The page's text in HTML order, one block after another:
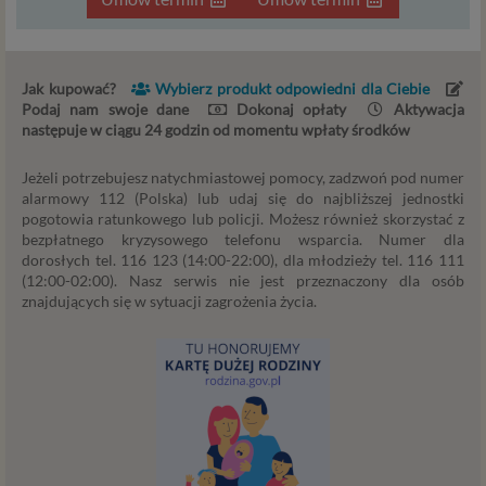
Jak kupować?
Wybierz produkt odpowiedni dla Ciebie
Podaj nam swoje dane
Dokonaj opłaty
Aktywacja
następuje w ciągu 24 godzin od momentu wpłaty środków
Jeżeli potrzebujesz natychmiastowej pomocy, zadzwoń pod numer
alarmowy 112 (Polska) lub udaj się do najbliższej jednostki
pogotowia ratunkowego lub policji. Możesz również skorzystać z
bezpłatnego kryzysowego telefonu wsparcia. Numer dla
dorosłych tel. 116 123 (14:00-22:00), dla młodzieży tel. 116 111
(12:00-02:00). Nasz serwis nie jest przeznaczony dla osób
znajdujących się w sytuacji zagrożenia życia.
Jeśli zatem zawieramy z Tobą umowę o realizację
przypadku, gdy zakładasz u nas konto, to umowa o
dostarczenie tego konta upoważnia nas do
przetwarzania danych niezbędnych do jego
profilu tego konta). Bez tej możliwości nie bylibyśmy
w stanie zapewnić Ci usługi, a Ty nie mógłbyś z niej
korzystać.
Niezbędność przetwarzania do celów wynikających
z prawnie uzasadnionych interesów realizowanych
przez administratora lub przez stronę trzecią. Ta
przypadków, gdy ich przetwarzanie jest
uzasadnione z uwagi na nasze usprawiedliwione
potrzeby, co obejmuje między innymi konieczność
zapewnienia bezpieczeństwa usługi (np.
sprawdzenie, czy do Twojego konta nie loguje się
nieuprawniona osoba), dokonanie pomiarów